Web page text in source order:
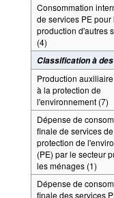
Consommation
de services PE pour
production d'autres
(4)
Classification à
Production
à la protection de
l'environnement (7)
Dépense de
finale de services de
protection de
(PE) par le secteur
les ménages (1)
Dépense de
finale des services